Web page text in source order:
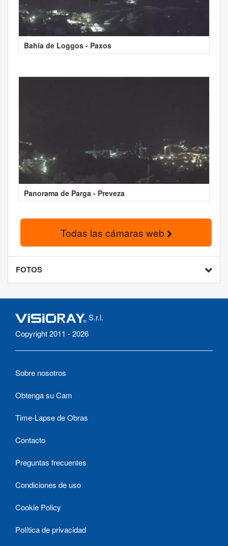
Bahía de Loggos - Paxos
Panorama de Parga - Preveza
Todas las cámaras web
FOTOS
S.r.l.
Copyright 2011 - 2026
Sobre nosotros
Obtenga su Cam
Time-Lapse de Obras
Contacto
Preguntas frecuentes
Condiciones de uso
Cookie Policy
Política de privacidad